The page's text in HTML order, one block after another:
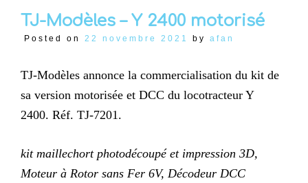
TJ-Modèles – Y 2400 motorisé
Posted on 22 novembre 2021 by afan
TJ-Modèles annonce la commercialisation du kit de
sa version motorisée et DCC du locotracteur Y
2400. Réf. TJ-7201.
kit maillechort photodécoupé et impression 3D,
Moteur à Rotor sans Fer 6V, Décodeur DCC